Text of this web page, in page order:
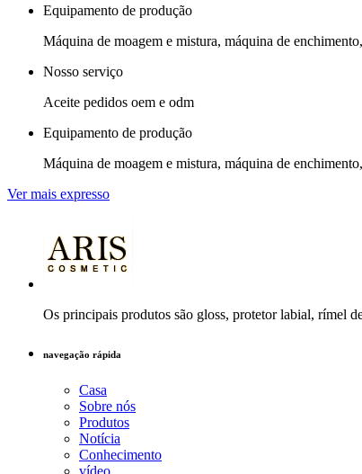
Equipamento de produção
Máquina de moagem e mistura, máquina de
Nosso serviço
Aceite pedidos oem e odm
Equipamento de produção
Máquina de moagem e mistura, máquina de
Ver mais expresso
Os principais produtos são gloss, protetor labial, rímel
navegação rápida
Casa
Sobre nós
Produtos
Notícia
Conhecimento